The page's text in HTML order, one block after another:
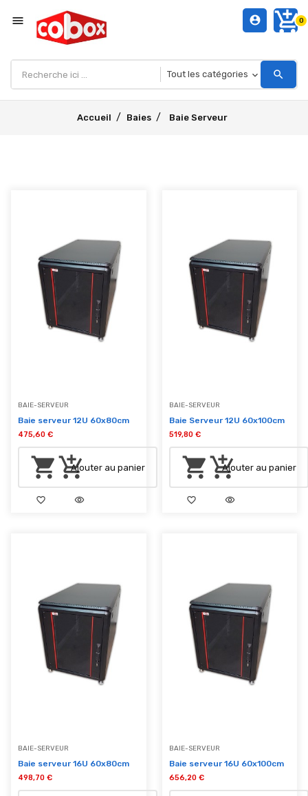
menu add_shopping_cart0
account_circle
search
Accueil Baies Baie Serveur
BAIE-SERVEUR
Baie serveur 12U 60x80cm
475,60 €
shopping_cartadd_shopping_cartAjouter au panier
favorite_border visibility
BAIE-SERVEUR
Baie Serveur 12U 60x100cm
519,80 €
shopping_cartadd_shopping_cartAjouter au panier
favorite_border visibility
BAIE-SERVEUR
Baie serveur 16U 60x80cm
498,70 €
BAIE-SERVEUR
Baie serveur 16U 60x100cm
656,20 €